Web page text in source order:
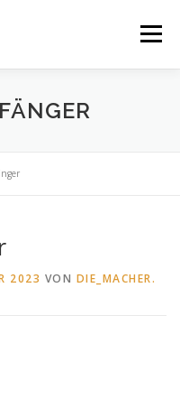
Menü
AKTUELLES
2023 VON DIE_MACHER.